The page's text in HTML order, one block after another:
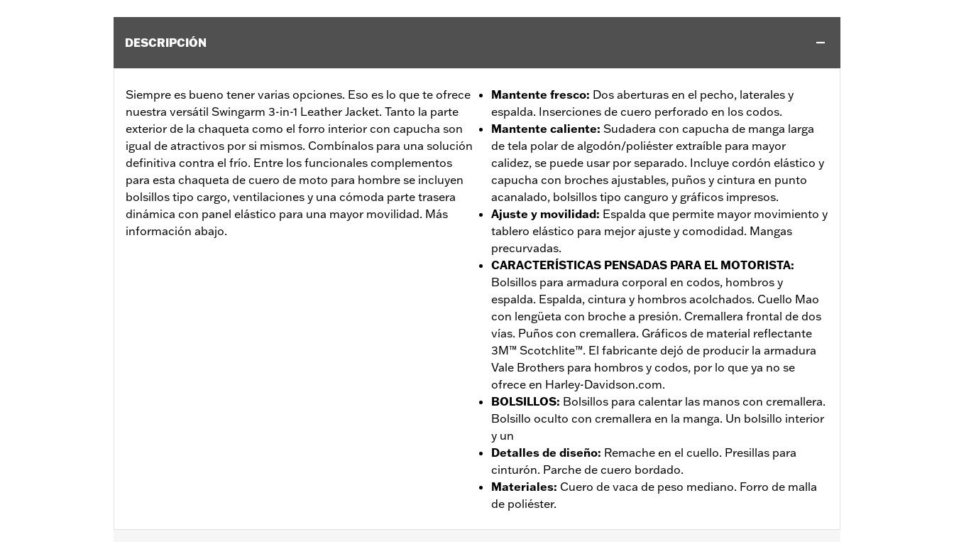
DESCRIPCIÓN
Siempre es bueno tener varias opciones. Eso es lo que te ofrece
nuestra versátil Swingarm 3-in-1 Leather Jacket. Tanto la parte
exterior de la chaqueta como el forro interior con capucha son
igual de atractivos por si mismos. Combínalos para una solución
definitiva contra el frío. Entre los funcionales complementos
para esta chaqueta de cuero de moto para hombre se incluyen
bolsillos tipo cargo, ventilaciones y una cómoda parte trasera
dinámica con panel elástico para una mayor movilidad. Más
información abajo.
Mantente fresco: Dos aberturas en el pecho, laterales y
espalda. Inserciones de cuero perforado en los codos.
Mantente caliente: Sudadera con capucha de manga larga
de tela polar de algodón/poliéster extraíble para mayor
calidez, se puede usar por separado. Incluye cordón elástico y
capucha con broches ajustables, puños y cintura en punto
acanalado, bolsillos tipo canguro y gráficos impresos.
Ajuste y movilidad: Espalda que permite mayor movimiento y
tablero elástico para mejor ajuste y comodidad. Mangas
precurvadas.
CARACTERÍSTICAS PENSADAS PARA EL MOTORISTA:
Bolsillos para armadura corporal en codos, hombros y
espalda. Espalda, cintura y hombros acolchados. Cuello Mao
con lengüeta con broche a presión. Cremallera frontal de dos
vías. Puños con cremallera. Gráficos de material reflectante
3M™ Scotchlite™. El fabricante dejó de producir la armadura
Vale Brothers para hombros y codos, por lo que ya no se
ofrece en Harley-Davidson.com.
BOLSILLOS: Bolsillos para calentar las manos con cremallera.
Bolsillo oculto con cremallera en la manga. Un bolsillo interior
y un
Detalles de diseño: Remache en el cuello. Presillas para
cinturón. Parche de cuero bordado.
Materiales: Cuero de vaca de peso mediano. Forro de malla
de poliéster.